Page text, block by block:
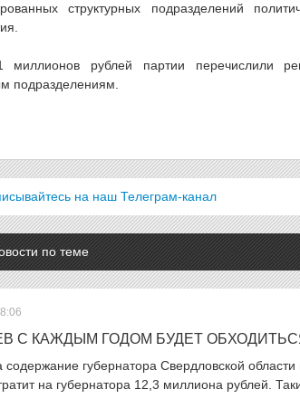
структурных подразделений
миллионов рублей партии перечислили
подразделениям.
на наш Телеграм-канал
по теме
С КАЖДЫМ ГОДОМ БУДЕТ
содержание губернатора Свердловской
на губернатора 12,3 миллиона рублей.